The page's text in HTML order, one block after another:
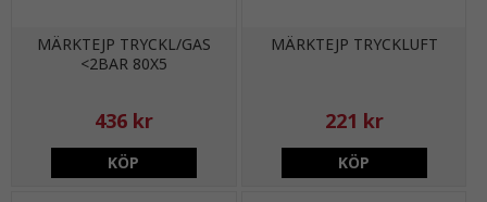
MÄRKTEJP TRYCKL/GAS
<2BAR 80X5
436 kr
KÖP
MÄRKTEJP TRYCKLUFT
221 kr
KÖP